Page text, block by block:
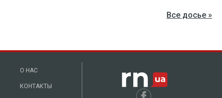
Все досье »
О НАС
КОНТАКТЫ